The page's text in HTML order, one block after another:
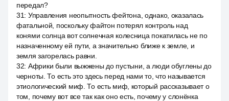
передал?
31: Управления неопытность фейтона, однако, оказалась
фатальной, поскольку файтон потерял контроль над
конями солнца вот солнечная колесница покатилась не по
назначенному ей пути, а значительно ближе к земле, и
земля загорелась равни.
32: Африки были выжжены до пустыни, а люди обуглены до
черноты. То есть это здесь перед нами то, что называется
этиологический миф. То есть миф, который рассказывает о
том, почему вот все так как оно есть, почему у слонёнка